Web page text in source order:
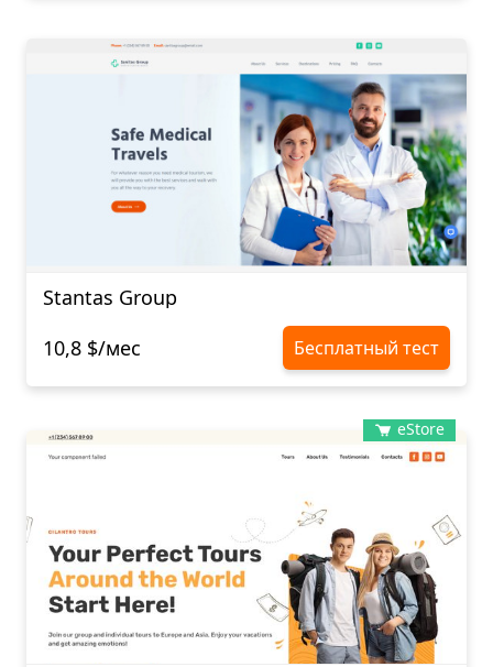
Stantas Group
10,8 $/мес
Бесплатный тест
eStore